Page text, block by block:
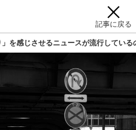
記事に戻る
を感じさせるニュースが流行している